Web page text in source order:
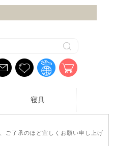
寝具
ご了承のほど宜しくお願い申し上げ